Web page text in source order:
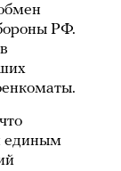
РФ.
единым